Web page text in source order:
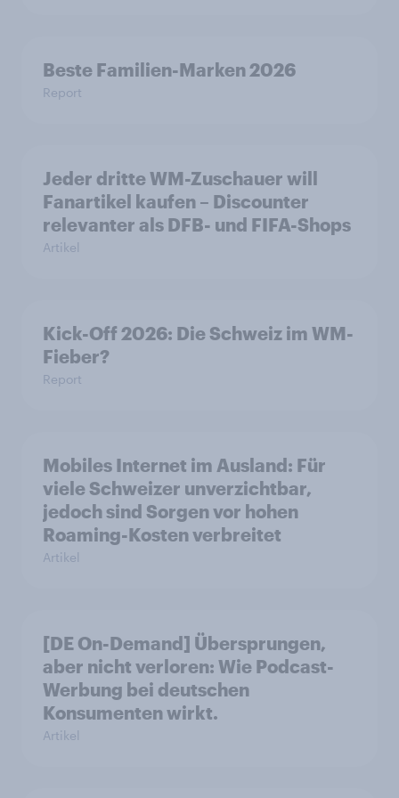
Beste Familien-Marken 2026
Report
Jeder dritte WM-Zuschauer will
Fanartikel kaufen – Discounter
relevanter als DFB- und FIFA-Shops
Artikel
Kick-Off 2026: Die Schweiz im WM-
Fieber?​
Report
Mobiles Internet im Ausland: Für
viele Schweizer unverzichtbar,
jedoch sind Sorgen vor hohen
Roaming-Kosten verbreitet
Artikel
[DE On-Demand] Übersprungen,
aber nicht verloren: Wie Podcast-
Werbung bei deutschen
Konsumenten wirkt.
Artikel